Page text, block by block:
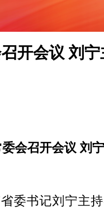
开会议 刘宁
会召开会议 刘
书记刘宁主持